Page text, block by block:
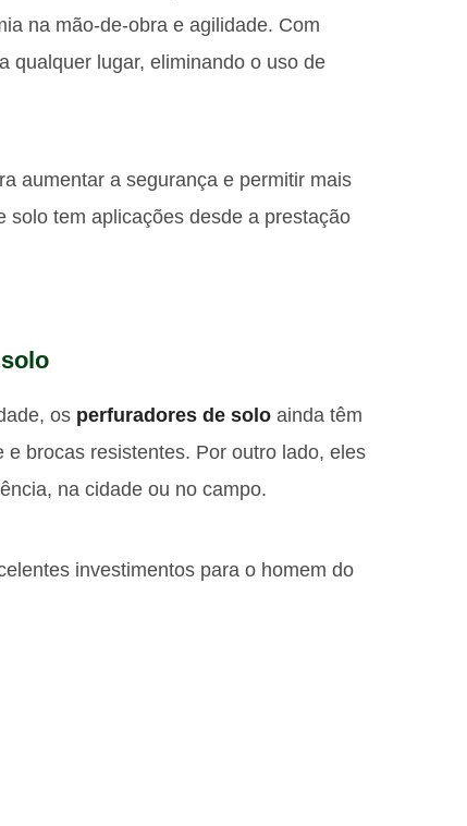
na mão-de-obra e agilidade. Com
qualquer lugar, eliminando o uso de
aumentar a segurança e permitir mais
solo tem aplicações desde a prestação
os perfuradores de solo ainda têm
brocas resistentes. Por outro lado, eles
na cidade ou no campo.
investimentos para o homem do